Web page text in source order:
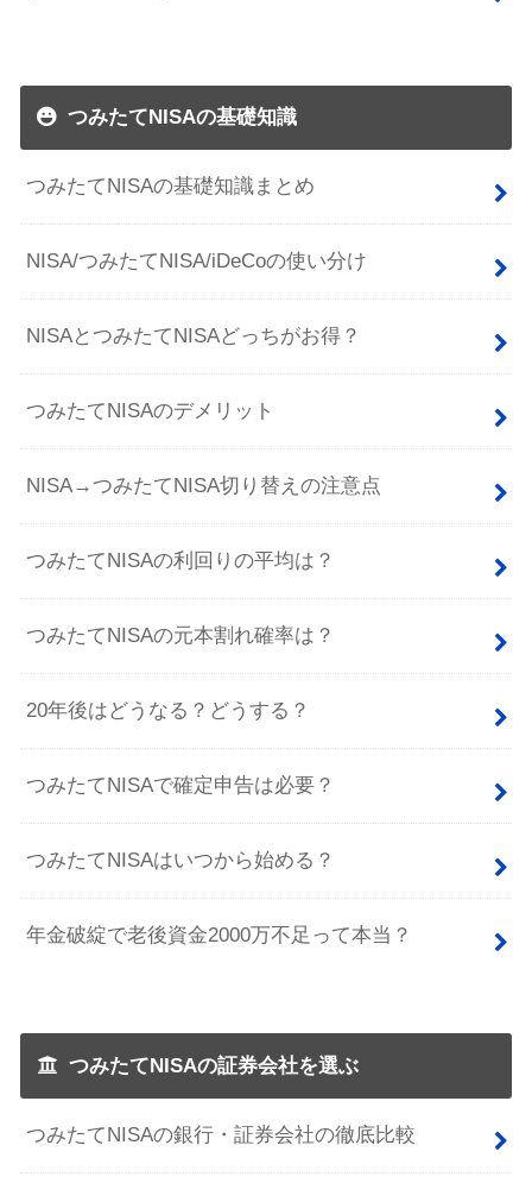
つみたてNISAの基礎知識
つみたてNISAの基礎知識まとめ
NISA/つみたてNISA/iDeCoの使い分け
NISAとつみたてNISAどっちがお得？
つみたてNISAのデメリット
NISA→つみたてNISA切り替えの注意点
つみたてNISAの利回りの平均は？
つみたてNISAの元本割れ確率は？
20年後はどうなる？どうする？
つみたてNISAで確定申告は必要？
つみたてNISAはいつから始める？
年金破綻で老後資金2000万不足って本当？
つみたてNISAの証券会社を選ぶ
つみたてNISAの銀行・証券会社の徹底比較